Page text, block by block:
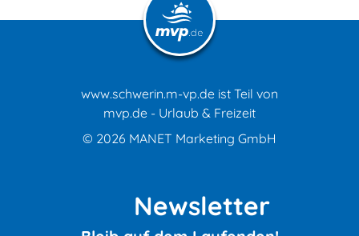
www.schwerin.m-vp.de ist Teil von
mvp.de - Urlaub & Freizeit
© 2026 MANET Marketing GmbH
Newsletter